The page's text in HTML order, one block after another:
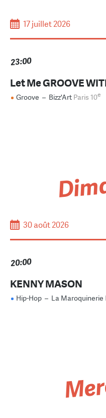
17 juillet 2026
23:00
Let Me GROOVE
Groove – Bizz'Art Paris 10e
30 août 2026
20:00
KENNY MASON
Hip-Hop – La Maroquinerie